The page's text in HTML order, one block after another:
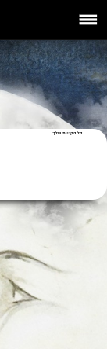
סל הקניות שלך: